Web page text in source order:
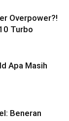
Overpower?!
Turbo
Apa Masih
Beneran